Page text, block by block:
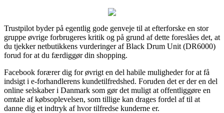
Trustpilot byder på egentlig gode genveje til at efterforske en stor
gruppe øvrige forbrugeres kritik og på grund af dette foreslåes det, at
du tjekker netbutikkens vurderinger af Black Drum Unit (DR6000)
forud for at du færdiggør din shopping.
Facebook forærer dig for øvrigt en del habile muligheder for at få
indsigt i e-forhandlerens kundetilfredshed. Foruden det er der en del
online selskaber i Danmark som gør det muligt at offentliggøre en
omtale af købsoplevelsen, som tillige kan drages fordel af til at
danne dig et indtryk af hvor tilfredse kunderne er.